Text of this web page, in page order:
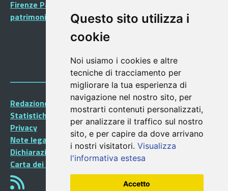
Questo sito utilizza i
cookie
Noi usiamo i cookies e altre
tecniche di tracciamento per
migliorare la tua esperienza di
navigazione nel nostro sito, per
mostrarti contenuti personalizzati,
per analizzare il traffico sul nostro
sito, e per capire da dove arrivano
i nostri visitatori. Visualizza
l'informativa estesa
Accetto
Firenze Patrimonio Mondiale - Centro storico di Firenze
patrimonio dell’Umanità
Redazione Portalegiovani
Statistiche
Privacy
Note legali
Dichiarazione di accessibilità
Carta dei Servizi